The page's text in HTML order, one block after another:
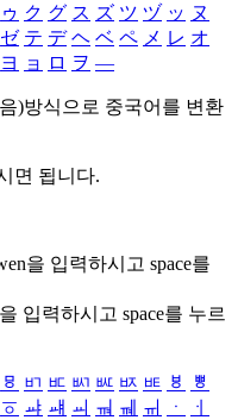
ゥ ク グ ス ズ ツ ヅ ッ ヌ
ゼ テ デ ヘ ベ ペ メ レ オ
ヨ ョ ロ ヲ ―
)방식으로 중국어를 변환
면 됩니다.
을 입력하시고 space를
을 입력하시고 space를 누르
ㅱ ㅲ ㅳ ㅴ ㅵ ㅶ ㅷ ㅸ
ㅹ
ㆆ ㆇ ㆈ ㆉ ㆊ ㆋ ㆌ ㆍ
ㆎ